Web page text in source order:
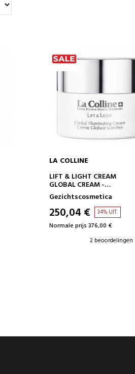
IN WINKELWAGEN
LA COLLINE
LIFT & LIGHT CREAM
GLOBAL CREAM -
VERHELDEREND
Gezichtscosmetica
250,04 € 34% UIT.
Normale prijs 376,00 €
2 beoordelingen